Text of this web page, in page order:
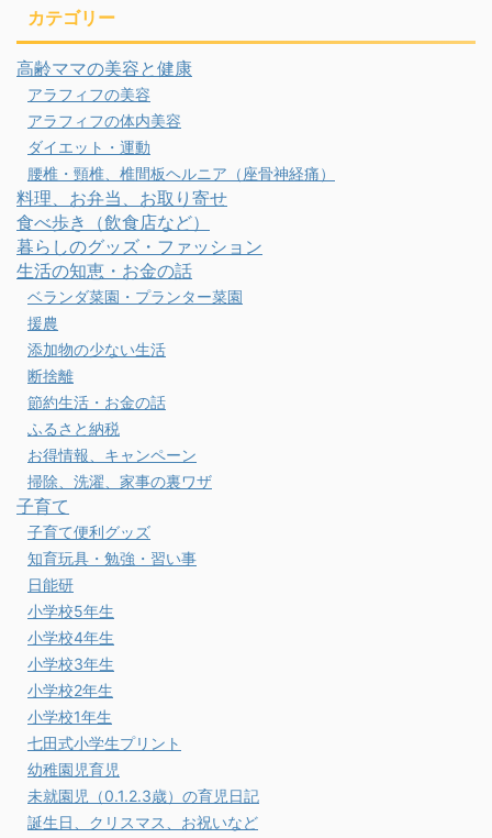
カテゴリー
高齢ママの美容と健康
アラフィフの美容
アラフィフの体内美容
ダイエット・運動
腰椎・頸椎、椎間板ヘルニア（座骨神経痛）
料理、お弁当、お取り寄せ
食べ歩き（飲食店など）
暮らしのグッズ・ファッション
生活の知恵・お金の話
ベランダ菜園・プランター菜園
援農
添加物の少ない生活
断捨離
節約生活・お金の話
ふるさと納税
お得情報、キャンペーン
掃除、洗濯、家事の裏ワザ
子育て
子育て便利グッズ
知育玩具・勉強・習い事
日能研
小学校5年生
小学校4年生
小学校3年生
小学校2年生
小学校1年生
七田式小学生プリント
幼稚園児育児
未就園児（0.1.2.3歳）の育児日記
誕生日、クリスマス、お祝いなど